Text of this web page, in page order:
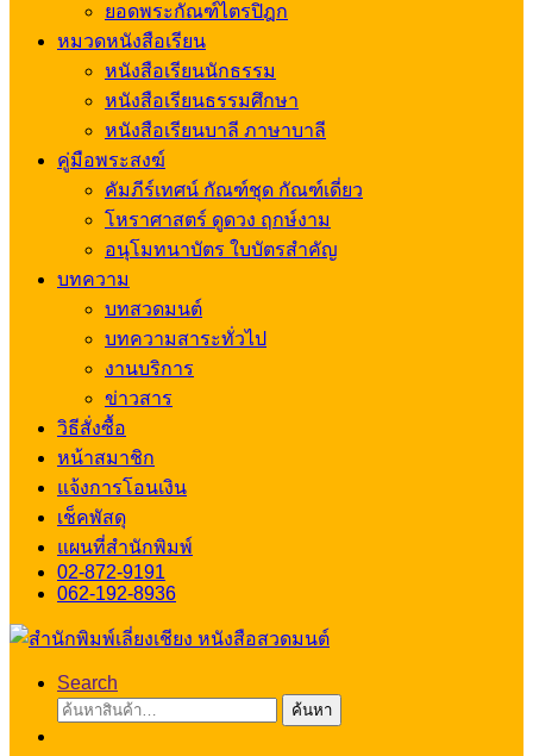
ยอดพระกัณฑ์ไตรปิฎก
หมวดหนังสือเรียน
หนังสือเรียนนักธรรม
หนังสือเรียนธรรมศึกษา
หนังสือเรียนบาลี ภาษาบาลี
คู่มือพระสงฆ์
คัมภีร์เทศน์ กัณฑ์ชุด กัณฑ์เดี่ยว
โหราศาสตร์ ดูดวง ฤกษ์งาม
อนุโมทนาบัตร ใบบัตรสำคัญ
บทความ
บทสวดมนต์
บทความสาระทั่วไป
งานบริการ
ข่าวสาร
วิธีสั่งซื้อ
หน้าสมาชิก
แจ้งการโอนเงิน
เช็คพัสดุ
แผนที่สำนักพิมพ์
02-872-9191
062-192-8936
Search
ค้นหา:
ค้นหา